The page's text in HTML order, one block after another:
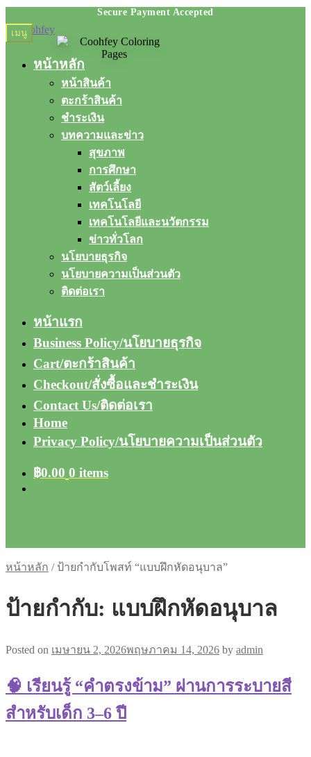
Skip
to
Skip
to
เมนู
หน้าหลัก
หน้าสินค้า
ตะกร้าสินค้า
ชำระเงิน
บทความและข่าว
สุขภาพ
การศึกษา
สัตว์เลี้ยง
เทคโนโลยี
เทคโนโลยีและนวัตกรรม
ข่าวทั่วโลก
นโยบายธุรกิจ
นโยบายความเป็นส่วนตัว
ติดต่อเรา
หน้าแรก
Business Policy/นโยบายธุรกิจ
Cart/ตะกร้าสินค้า
Checkout/สั่งซื้อและชำระเงิน
Contact Us/ติดต่อเรา
Home
Privacy Policy/นโยบายความเป็นส่วนตัว
฿0.00 0 items
หน้าหลัก / ป้ายกำกับโพสท์ “แบบฝึกหัดอนุบาล”
ป้ายกำกับ: แบบฝึกหัดอนุบาล
Posted on เมษายน 2, 2026พฤษภาคม 14, 2026 by admin
🧠 เรียนรู้ “คำตรงข้าม” ผ่านการระบายสี
สำหรับเด็ก 3–6 ปี